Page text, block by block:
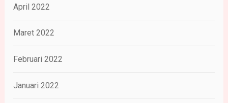
April 2022
Maret 2022
Februari 2022
Januari 2022